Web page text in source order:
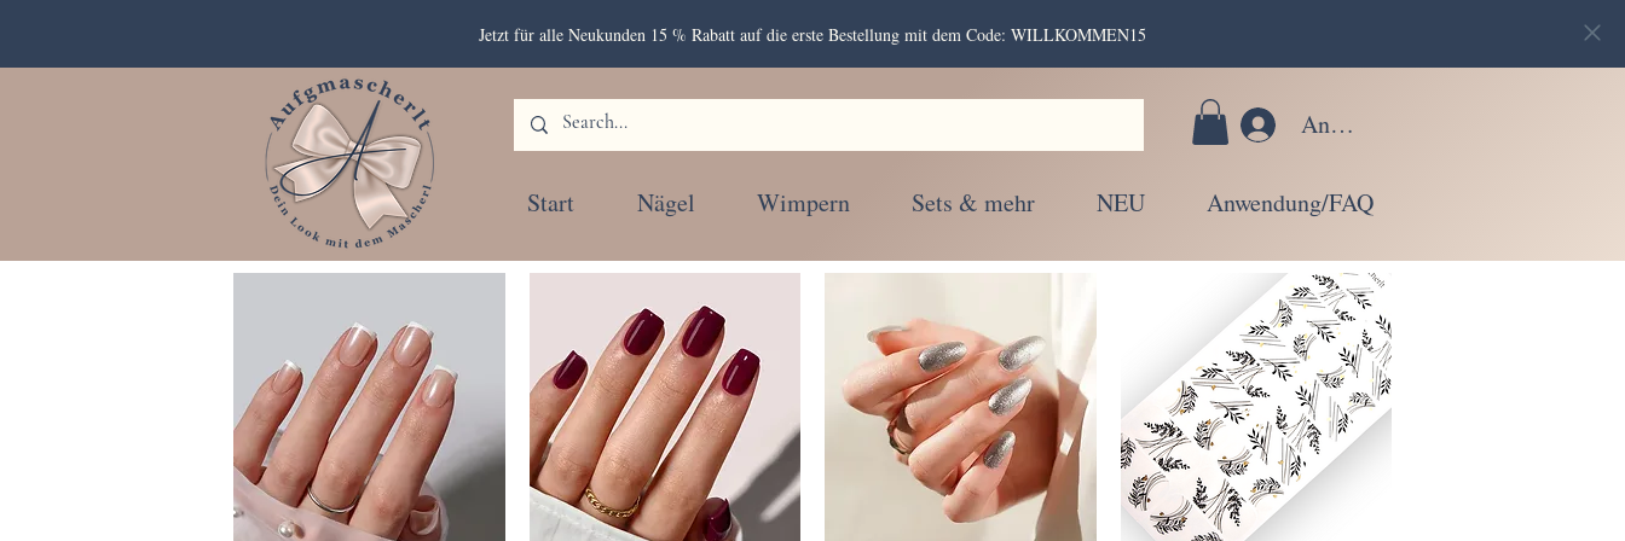
Jetzt für alle Neukunden 15 % Rabatt auf die erste Bestellung mit dem Code: WILLKOMMEN15
Anmelden
Start Nägel Wimpern Sets & mehr NEU Anwendung/FAQ